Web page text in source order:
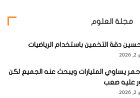
بتقرير سمعه عبر محطة الإذاعة
انقراض الثيلاسين، اتصل بالمحطة،
فيها الكشف عن موقع المشاهدة لأي
فبصفته ضيفا متكررا على المحطة،
مجلة العلوم
دقة التخمين باستخدام الرياضيات
يساوي المليارات ويبحث عنه الجميع لكن
عليه صعب